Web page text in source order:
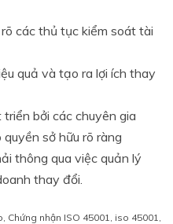
các thủ tục kiểm soát tài
quả và tạo ra lợi ích thay
bởi các chuyên gia
sở hữu rõ ràng
thông qua việc quản lý
thay đổi.
Chứng nhận ISO 45001 iso 45001